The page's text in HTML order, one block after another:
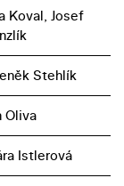
Koval, Josef
Stehlík
Oliva
Istlerová